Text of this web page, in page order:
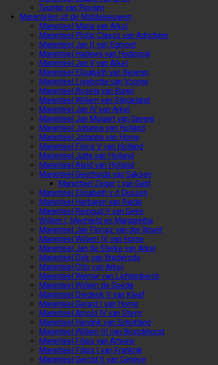
Teuntje van Rooijen
Marentelen uit de Middeleeuwen
Marenteel Maria van Arkel
Marenteel Philip Claesz van Adrichem
Marenteel Jan II van Egmont
Marenteel Hadewij van Hodenpijl
Marenteel Jan V van Arkel
Marenteel Elisabeth van Beieren
Marenteel Lisebette van Voorne
Marenteel Rosela van Buren
Marenteel Willem van Slingeland
Marenteel Jan IV van Arkel
Marenteel Jan Mulaert van Gavere
Marenteel Johanna van Holland
Marenteel Johanna van Horne
Marenteel Floris V van Holland
Marenteel Jutta van Holland
Marenteel Aleid van Holland
Marenteel Geertruida van Saksen
Marenteel Zeger I van Gent
Marenteel Elisabeth v d Dussen
Marenteel Herbaren van Riede
Marenteel Reinoud II van Gelre
Willem I, Mechteld en Margaretha
Marenteel Jan Florisz van der Woert
Marenteel Willem IV van Horne
Marenteel Jan de Sterke van Arkel
Marenteel Dirk van Brederode
Marenteel Otto van Arkel
Marenteel Werner van Lichtenberch
Marenteel Willem de Goede
Marenteel Diederik V van Kleef
Marenteel Gerard I van Horne
Marenteel Arnold IV van Steyn
Marenteel Hendrik van Schotland
Marenteel Willem III van Bronckhorst
Marenteel Filips van Artesië
Marenteel Filips I van Frankrijk
Marenteel Gerold II van Genève